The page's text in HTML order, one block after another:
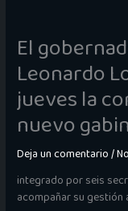
El
Leonardo
jueves la
nuevo
Deja un comentario/
integrado por seis
acompañar su